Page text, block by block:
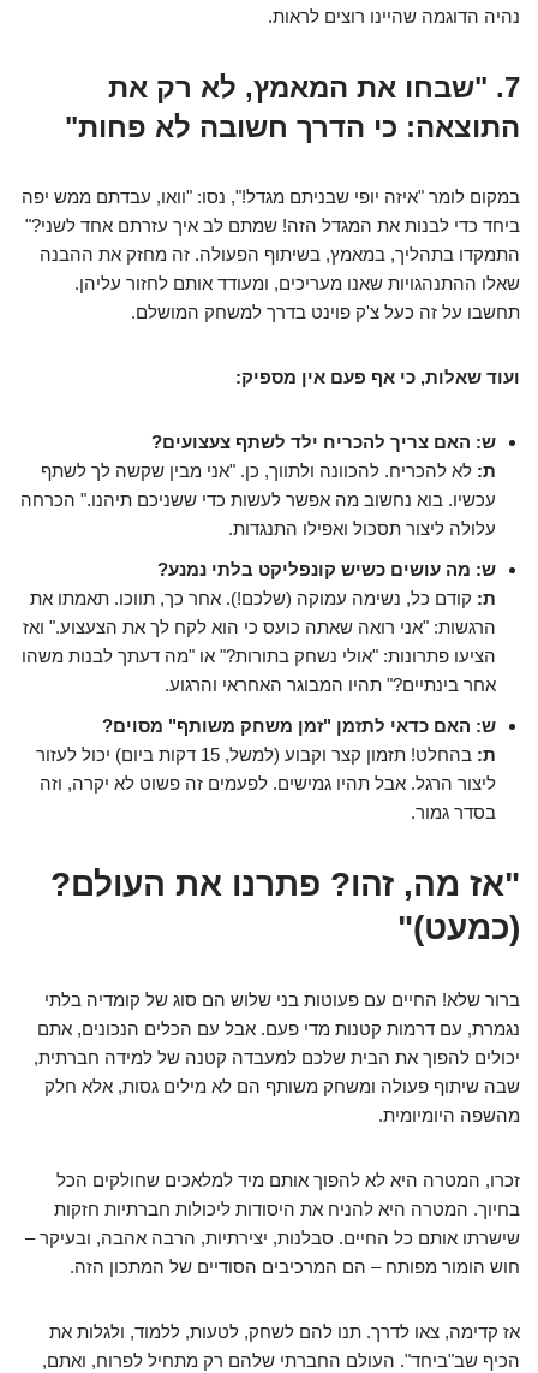
נהיה הדוגמה שהיינו רוצים לראות.
7. "שבחו את המאמץ, לא רק את
התוצאה: כי הדרך חשובה לא פחות"
במקום לומר "איזה יופי שבניתם מגדל!", נסו: "וואו, עבדתם ממש יפה
ביחד כדי לבנות את המגדל הזה! שמתם לב איך עזרתם אחד לשני?"
התמקדו בתהליך, במאמץ, בשיתוף הפעולה. זה מחזק את ההבנה
שאלו ההתנהגויות שאנו מעריכים, ומעודד אותם לחזור עליהן.
תחשבו על זה כעל צ'ק פוינט בדרך למשחק המושלם.
ועוד שאלות, כי אף פעם אין מספיק:
ש: האם צריך להכריח ילד לשתף צעצועים?
ת: לא להכריח. להכוונה ולתווך, כן. "אני מבין שקשה לך לשתף
עכשיו. בוא נחשוב מה אפשר לעשות כדי ששניכם תיהנו." הכרחה
עלולה ליצור תסכול ואפילו התנגדות.
ש: מה עושים כשיש קונפליקט בלתי נמנע?
ת: קודם כל, נשימה עמוקה (שלכם!). אחר כך, תווכו. תאמתו את
הרגשות: "אני רואה שאתה כועס כי הוא לקח לך את הצעצוע." ואז
הציעו פתרונות: "אולי נשחק בתורות?" או "מה דעתך לבנות משהו
אחר בינתיים?" תהיו המבוגר האחראי והרגוע.
ש: האם כדאי לתזמן "זמן משחק משותף" מסוים?
ת:
בהחלט! תזמון קצר וקבוע (למשל, 15 דקות ביום) יכול לעזור
ליצור הרגל. אבל תהיו גמישים. לפעמים זה פשוט לא יקרה, וזה
בסדר גמור.
"אז מה, זהו? פתרנו את העולם?
(כמעט)"
ברור שלא! החיים עם פעוטות בני שלוש הם סוג של קומדיה בלתי
נגמרת, עם דרמות קטנות מדי פעם. אבל עם הכלים הנכונים, אתם
יכולים להפוך את הבית שלכם למעבדה קטנה של למידה חברתית,
שבה שיתוף פעולה ומשחק משותף הם לא מילים גסות, אלא חלק
מהשפה היומיומית.
זכרו, המטרה היא לא להפוך אותם מיד למלאכים שחולקים הכל
בחיוך. המטרה היא להניח את היסודות ליכולות חברתיות חזקות
שישרתו אותם כל החיים. סבלנות, יצירתיות, הרבה אהבה, ובעיקר –
חוש הומור מפותח – הם המרכיבים הסודיים של המתכון הזה.
אז קדימה, צאו לדרך. תנו להם לשחק, לטעות, ללמוד, ולגלות את
הכיף שב"ביחד". העולם החברתי שלהם רק מתחיל לפרוח, ואתם,